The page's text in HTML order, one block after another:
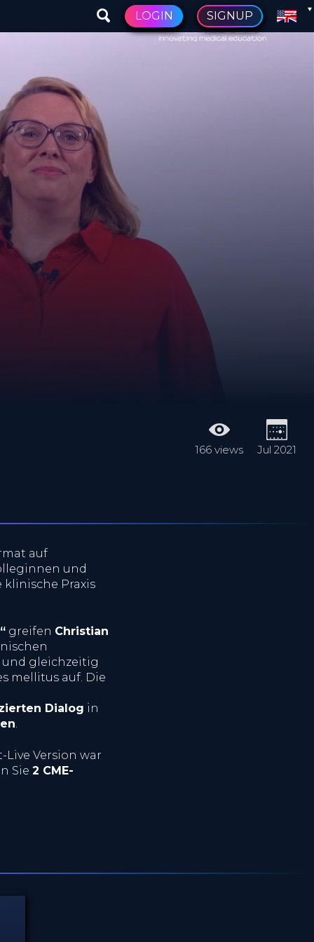
LOGIN SIGNUP
166 views Jul 2021
auf
und
Praxis
greifen Christian
gleichzeitig
mellitus auf. Die
Dialog in
.
Live Version war
Sie 2 CME-